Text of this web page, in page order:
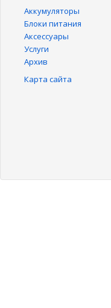
Аккумуляторы
Блоки питания
Аксессуары
Услуги
Архив
Карта сайта